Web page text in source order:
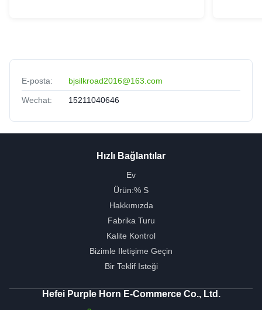
E-posta: bjsilkroad2016@163.com
Wechat: 15211040646
Hızlı Bağlantılar
Ev
Ürün:% S
Hakkımızda
Fabrika Turu
Kalite Kontrol
Bizimle Iletişime Geçin
Bir Teklif Isteği
Hefei Purple Horn E-Commerce Co., Ltd.